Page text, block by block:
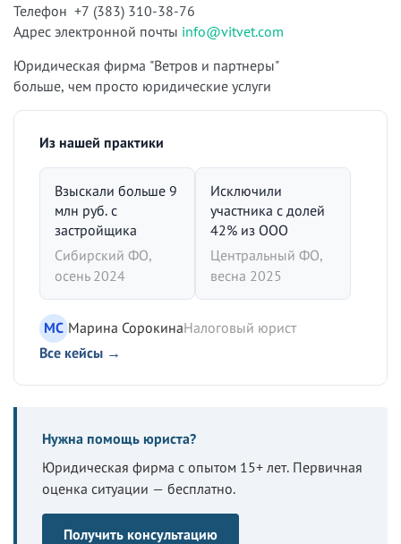
Телефон +7 (383) 310-38-76
Адрес электронной почты info@vitvet.com
Юридическая фирма "Ветров и партнеры"
больше, чем просто юридические услуги
Из нашей практики
Взыскали больше 9
млн руб. с
застройщика
Сибирский ФО,
осень 2024
Исключили
участника с долей
42% из ООО
Центральный ФО,
весна 2025
МС Марина СорокинаНалоговый юрист
Все кейсы →
Нужна помощь юриста?
Юридическая фирма с опытом 15+ лет. Первичная
оценка ситуации — бесплатно.
Получить консультацию